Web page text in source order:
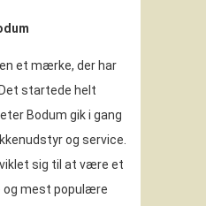
et mærke, der har
startede helt
Bodum gik i gang
og service.
sig til at være et
og mest populære